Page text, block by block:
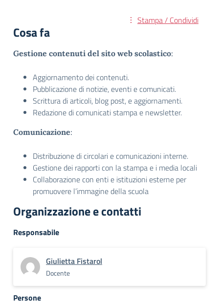
Stampa / Condividi
Cosa fa
Gestione contenuti del sito web scolastico:
Aggiornamento dei contenuti.
Pubblicazione di notizie, eventi e comunicati.
Scrittura di articoli, blog post, e aggiornamenti.
Redazione di comunicati stampa e newsletter.
Comunicazione:
Distribuzione di circolari e comunicazioni interne.
Gestione dei rapporti con la stampa e i media locali
Collaborazione con enti e istituzioni esterne per
promuovere l’immagine della scuola
Organizzazione e contatti
Responsabile
Giulietta Fistarol
Docente
Persone